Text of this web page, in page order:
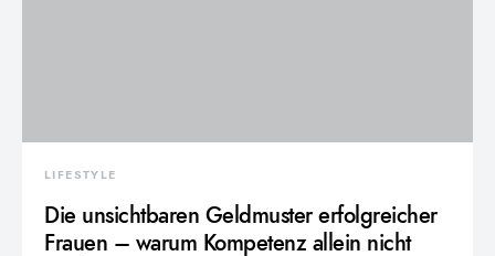
LIFESTYLE
Die unsichtbaren Geldmuster erfolgreicher
Frauen – warum Kompetenz allein nicht